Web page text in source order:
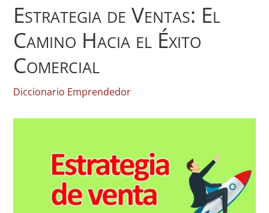
Estrategia de Ventas: El
Camino Hacia el Éxito
Comercial
Diccionario Emprendedor